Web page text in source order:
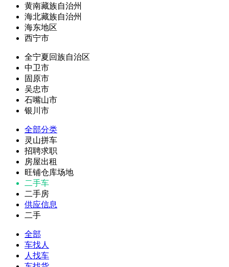
黄南藏族自治州
海北藏族自治州
海东地区
西宁市
全宁夏回族自治区
中卫市
固原市
吴忠市
石嘴山市
银川市
全部分类
灵山拼车
招聘求职
房屋出租
旺铺仓库场地
二手车
二手房
供应信息
二手
全部
车找人
人找车